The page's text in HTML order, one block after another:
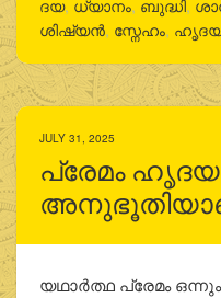
ദയ, ധ്യാനം, ബുദ്ധി,
ശിഷ്യന്‍, സ്നേഹം,
JULY 31, 2025
പ്രേമം
യഥാര്‍ത്ഥ പ്രേമം ഒന്നും